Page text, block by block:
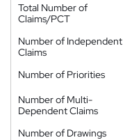
Total Number of
Claims/PCT
Number of Independent
Claims
Number of Priorities
Number of Multi-
Dependent Claims
Number of Drawings